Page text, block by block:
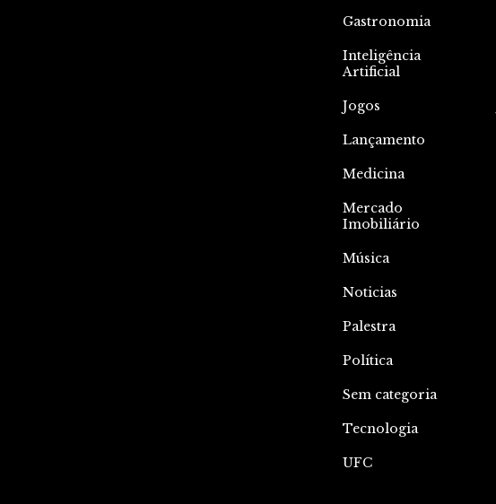
Gastronomia
Inteligência
Artificial
Jogos
Lançamento
Medicina
Mercado
Imobiliário
Música
Noticias
Palestra
Política
Sem categoria
Tecnologia
UFC